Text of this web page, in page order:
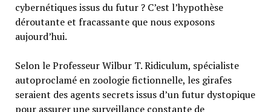
cybernétiques issus du futur ? C’est l’hypothèse
déroutante et fracassante que nous exposons
aujourd’hui.
Selon le Professeur Wilbur T. Ridiculum, spécialiste
autoproclamé en zoologie fictionnelle, les girafes
seraient des agents secrets issus d’un futur dystopique
pour assurer une surveillance constante de